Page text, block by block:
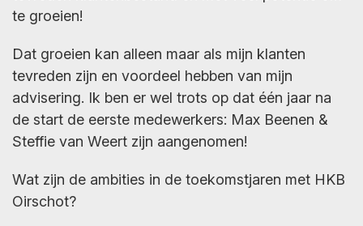
te groeien!
Dat groeien kan alleen maar als mijn klanten
tevreden zijn en voordeel hebben van mijn
advisering. Ik ben er wel trots op dat één jaar na
de start de eerste medewerkers: Max Beenen &
Steffie van Weert zijn aangenomen!
Wat zijn de ambities in de toekomstjaren met HKB
Oirschot?